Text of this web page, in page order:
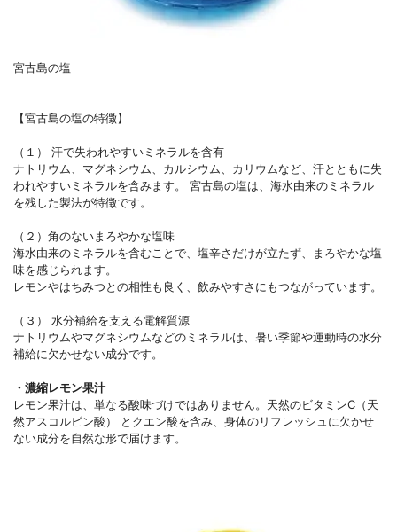
宮古島の塩
【宮古島の塩の特徴】
（１） 汗で失われやすいミネラルを含有
ナトリウム、マグネシウム、カルシウム、カリウムなど、汗とともに失
われやすいミネラルを含みます。 宮古島の塩は、海水由来のミネラル
を残した製法が特徴です。
（２）角のないまろやかな塩味
海水由来のミネラルを含むことで、塩辛さだけが立たず、まろやかな塩
味を感じられます。
レモンやはちみつとの相性も良く、飲みやすさにもつながっています。
（３） 水分補給を支える電解質源
ナトリウムやマグネシウムなどのミネラルは、暑い季節や運動時の水分
補給に欠かせない成分です。
・濃縮レモン果汁
レモン果汁は、単なる酸味づけではありません。天然のビタミンC（天
然アスコルビン酸） とクエン酸を含み、身体のリフレッシュに欠かせ
ない成分を自然な形で届けます。